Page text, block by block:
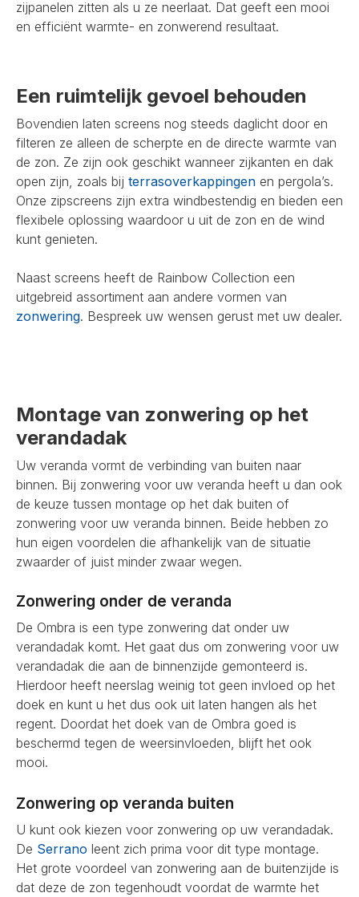
zijpanelen zitten als u ze neerlaat. Dat geeft een mooi
en efficiënt warmte- en zonwerend resultaat.
Een ruimtelijk gevoel behouden
Bovendien laten screens nog steeds daglicht door en
filteren ze alleen de scherpte en de directe warmte van
de zon. Ze zijn ook geschikt wanneer zijkanten en dak
open zijn, zoals bij terrasoverkappingen en pergola’s.
Onze zipscreens zijn extra windbestendig en bieden een
flexibele oplossing waardoor u uit de zon en de wind
kunt genieten.
Naast screens heeft de Rainbow Collection een
uitgebreid assortiment aan andere vormen van
zonwering. Bespreek uw wensen gerust met uw dealer.
Montage van zonwering op het
verandadak
Uw veranda vormt de verbinding van buiten naar
binnen. Bij zonwering voor uw veranda heeft u dan ook
de keuze tussen montage op het dak buiten of
zonwering voor uw veranda binnen. Beide hebben zo
hun eigen voordelen die afhankelijk van de situatie
zwaarder of juist minder zwaar wegen.
Zonwering onder de veranda
De Ombra is een type zonwering dat onder uw
verandadak komt. Het gaat dus om zonwering voor uw
verandadak die aan de binnenzijde gemonteerd is.
Hierdoor heeft neerslag weinig tot geen invloed op het
doek en kunt u het dus ook uit laten hangen als het
regent. Doordat het doek van de Ombra goed is
beschermd tegen de weersinvloeden, blijft het ook
mooi.
Zonwering op veranda buiten
U kunt ook kiezen voor zonwering op uw verandadak.
De Serrano leent zich prima voor dit type montage.
Het grote voordeel van zonwering aan de buitenzijde is
dat deze de zon tegenhoudt voordat de warmte het